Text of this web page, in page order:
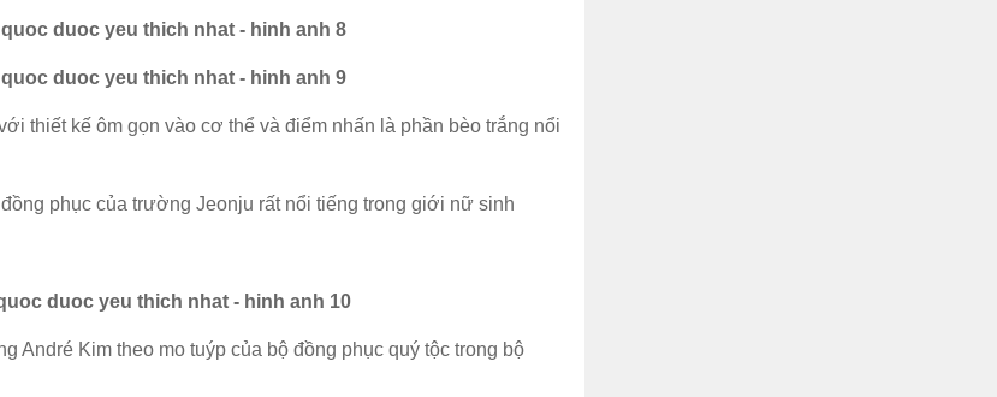
thiết kế ôm gọn vào cơ thể và điểm nhấn là phần bèo trắng nổi
phục của trường Jeonju rất nổi tiếng trong giới nữ sinh
Kim theo mo tuýp của bộ đồng phục quý tộc trong bộ